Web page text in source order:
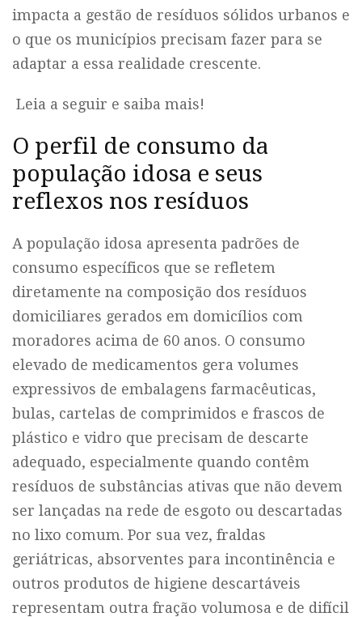
impacta a gestão de resíduos sólidos urbanos e
o que os municípios precisam fazer para se
adaptar a essa realidade crescente.
Leia a seguir e saiba mais!
O perfil de consumo da
população idosa e seus
reflexos nos resíduos
A população idosa apresenta padrões de
consumo específicos que se refletem
diretamente na composição dos resíduos
domiciliares gerados em domicílios com
moradores acima de 60 anos. O consumo
elevado de medicamentos gera volumes
expressivos de embalagens farmacêuticas,
bulas, cartelas de comprimidos e frascos de
plástico e vidro que precisam de descarte
adequado, especialmente quando contêm
resíduos de substâncias ativas que não devem
ser lançadas na rede de esgoto ou descartadas
no lixo comum. Por sua vez, fraldas
geriátricas, absorventes para incontinência e
outros produtos de higiene descartáveis
representam outra fração volumosa e de difícil